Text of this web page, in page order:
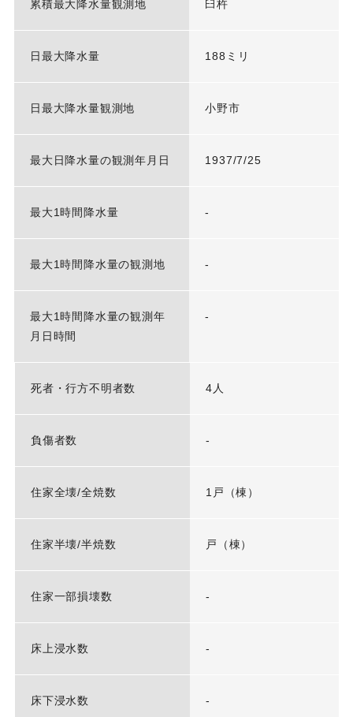
累積最大降水量観測地 臼杵
日最大降水量 188ミリ
日最大降水量観測地 小野市
最大日降水量の観測年月日 1937/7/25
最大1時間降水量 -
最大1時間降水量の観測地 -
最大1時間降水量の観測年
月日時間
-
死者・行方不明者数 4人
負傷者数 -
住家全壊/全焼数 1戸（棟）
住家半壊/半焼数 戸（棟）
住家一部損壊数 -
床上浸水数 -
床下浸水数 -